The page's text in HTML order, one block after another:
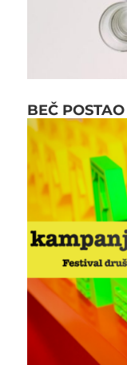
BEČ